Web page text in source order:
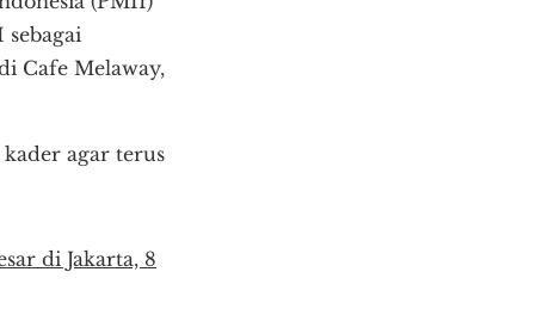
Cafe Melaway,
agar terus
di Jakarta, 8